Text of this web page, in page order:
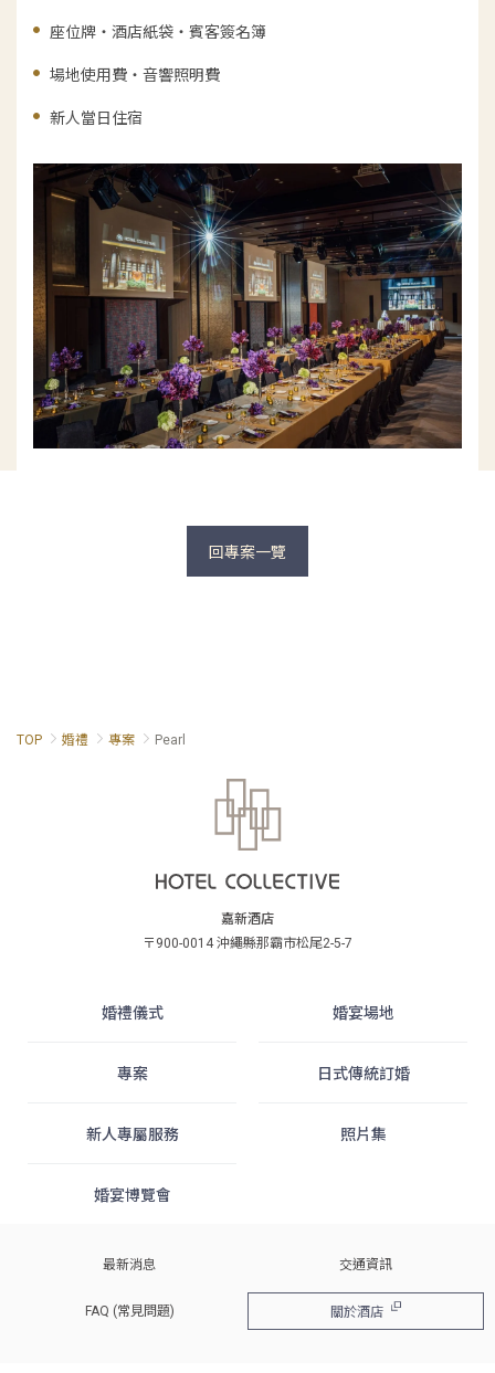
座位牌・酒店紙袋・賓客簽名簿
場地使用費・音響照明費
新人當日住宿
回專案一覽
TOP 婚禮 專案 Pearl
嘉新酒店
〒900-0014 沖繩縣那霸市松尾2-5-7
婚禮儀式 婚宴場地
專案 日式傳統訂婚
新人專屬服務 照片集
婚宴博覽會
最新消息 交通資訊
FAQ (常見問題) 關於酒店